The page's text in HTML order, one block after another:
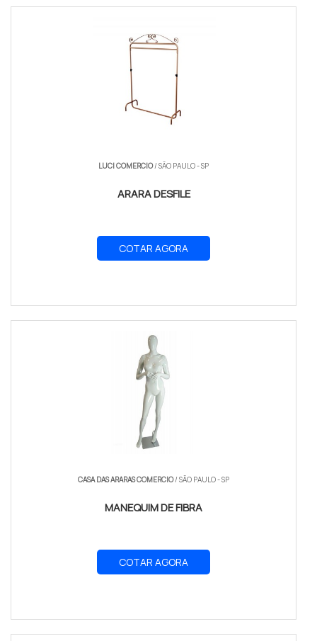
LUCI COMERCIO/ SÃO PAULO - SP
ARARA DESFILE
COTAR AGORA
CASA DAS ARARAS COMERCIO/ SÃO PAULO - SP
MANEQUIM DE FIBRA
COTAR AGORA